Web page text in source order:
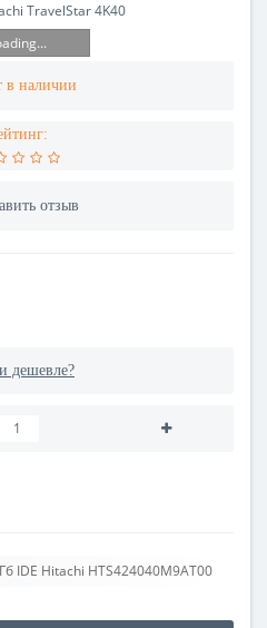
в наличии
отзыв
дешевле?
IDE Hitachi HTS424040M9AT00